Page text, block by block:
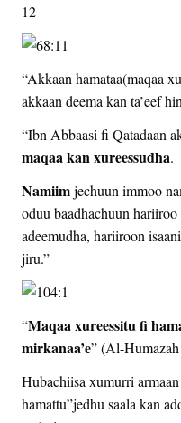
12
“Akkaan hamataa(maqaa
akkaan deema kan ta’eef
“Ibn Abbaasi fi Qatadaan
maqaa kan xureessudha.
Namiimjechuun immoo
oduu baadhachuun
adeemudha, hariiroon
jiru.”
“Maqaa xureessitu fi
mirkanaa’e” (Al-
Hubachiisa xumurri
hamattu”jedhu saala kan